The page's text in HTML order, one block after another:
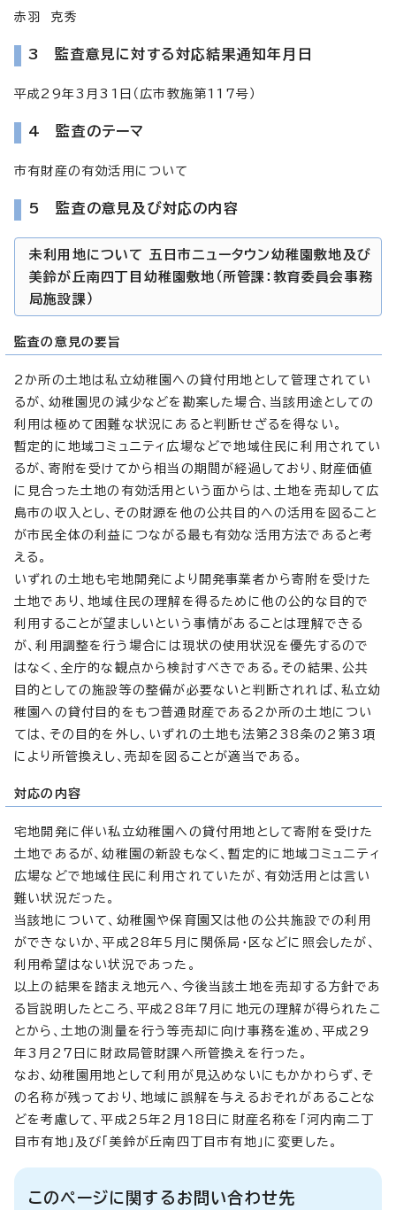
赤羽 克秀
3 監査意見に対する対応結果通知年月日
平成29年3月31日（広市教施第117号）
4 監査のテーマ
市有財産の有効活用について
5 監査の意見及び対応の内容
未利用地について 五日市ニュータウン幼稚園敷地及び
美鈴が丘南四丁目幼稚園敷地（所管課：教育委員会事務
局施設課）
監査の意見の要旨
2か所の土地は私立幼稚園への貸付用地として管理されてい
るが、幼稚園児の減少などを勘案した場合、当該用途としての
利用は極めて困難な状況にあると判断せざるを得ない。
暫定的に地域コミュニティ広場などで地域住民に利用されてい
るが、寄附を受けてから相当の期間が経過しており、財産価値
に見合った土地の有効活用という面からは、土地を売却して広
島市の収入とし、その財源を他の公共目的への活用を図ること
が市民全体の利益につながる最も有効な活用方法であると考
える。
いずれの土地も宅地開発により開発事業者から寄附を受けた
土地であり、地域住民の理解を得るために他の公的な目的で
利用することが望ましいという事情があることは理解できる
が、利用調整を行う場合には現状の使用状況を優先するので
はなく、全庁的な観点から検討すべきである。その結果、公共
目的としての施設等の整備が必要ないと判断されれば、私立幼
稚園への貸付目的をもつ普通財産である2か所の土地につい
ては、その目的を外し、いずれの土地も法第238条の2第3項
により所管換えし、売却を図ることが適当である。
対応の内容
宅地開発に伴い私立幼稚園への貸付用地として寄附を受けた
土地であるが、幼稚園の新設もなく、暫定的に地域コミュニティ
広場などで地域住民に利用されていたが、有効活用とは言い
難い状況だった。
当該地について、幼稚園や保育園又は他の公共施設での利用
ができないか、平成28年5月に関係局・区などに照会したが、
利用希望はない状況であった。
以上の結果を踏まえ地元へ、今後当該土地を売却する方針であ
る旨説明したところ、平成28年7月に地元の理解が得られたこ
とから、土地の測量を行う等売却に向け事務を進め、平成29
年3月27日に財政局管財課へ所管換えを行った。
なお、幼稚園用地として利用が見込めないにもかかわらず、そ
の名称が残っており、地域に誤解を与えるおそれがあることな
どを考慮して、平成25年2月18日に財産名称を「河内南二丁
目市有地」及び「美鈴が丘南四丁目市有地」に変更した。
このページに関するお問い合わせ先